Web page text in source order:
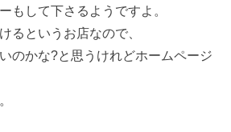
もして下さるようですよ。
るというお店なので、
のかな?と思うけれどホームページ